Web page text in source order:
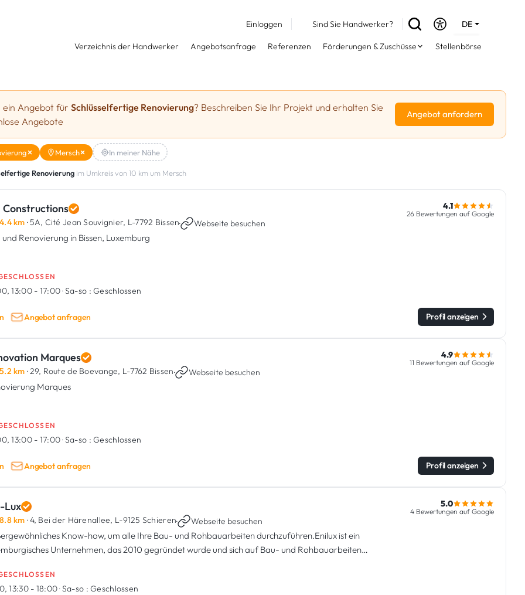
Einloggen Sind Sie Handwerker?
DE
EN
Verzeichnis der Handwerker Angebotsanfrage Referenzen Förderungen & Zuschüsse Stellenbörse
ein Angebot für Schlüsselfertige Renovierung? Beschreiben Sie Ihr Projekt und erhalten Sie
Angebote
Angebot anfordern
Mersch In meiner Nähe
Renovierung im Umkreis von 10 km um Mersch
Constructions
4.4 km · 5A, Cité Jean Souvignier, L-7792 Bissen· Webseite besuchen
und Renovierung in Bissen, Luxemburg
4.1
26 Bewertungen auf Google
13:00 - 17:00·Sa-so : Geschlossen
Angebot anfragen Profil anzeigen
Marques
5.2 km · 29, Route de Boevange, L-7762 Bissen· Webseite besuchen
Marques
4.9
11 Bewertungen auf Google
13:00 - 17:00·Sa-so : Geschlossen
Angebot anfragen Profil anzeigen
Lux
8.8 km · 4, Bei der Härenallee, L-9125 Schieren· Webseite besuchen
Know-how, um alle Ihre Bau- und Rohbauarbeiten durchzuführen.Enilux ist ein
Unternehmen, das 2010 gegründet wurde und sich auf Bau- und Rohbauarbeiten
5.0
4 Bewertungen auf Google
13:30 - 18:00·Sa-so : Geschlossen